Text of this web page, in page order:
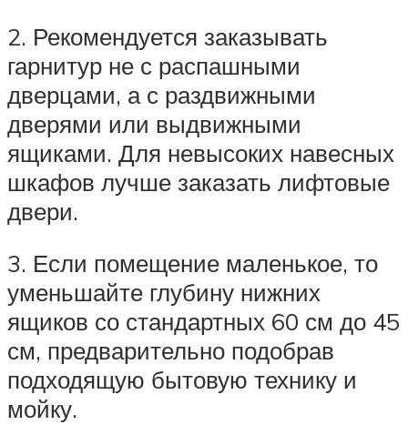
2. Рекомендуется заказывать
гарнитур не с распашными
дверцами, а с раздвижными
дверями или выдвижными
ящиками. Для невысоких навесных
шкафов лучше заказать лифтовые
двери.
3. Если помещение маленькое, то
уменьшайте глубину нижних
ящиков со стандартных 60 см до 45
см, предварительно подобрав
подходящую бытовую технику и
мойку.